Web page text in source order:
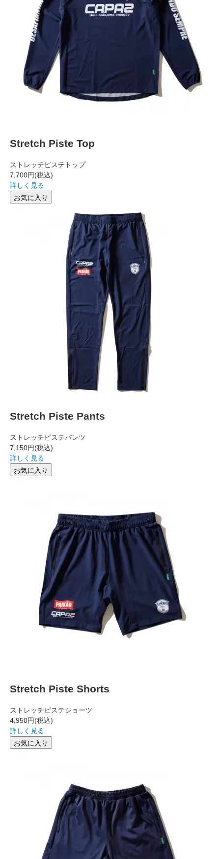
Stretch Piste Top
ストレッチピステトップ
7,700円(税込)
詳しく見る
お気に入り
Stretch Piste Pants
ストレッチピステパンツ
7,150円(税込)
詳しく見る
お気に入り
Stretch Piste Shorts
ストレッチピステショーツ
4,950円(税込)
詳しく見る
お気に入り